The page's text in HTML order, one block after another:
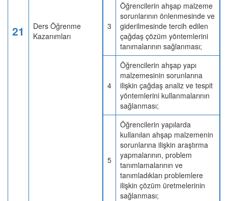
21
Ders Öğrenme
Kazanımları
3
Öğrencilerin ahşap malzeme
sorunlarının önlenmesinde ve
giderilmesinde tercih edilen
çağdaş çözüm yöntemlerini
tanımalarının sağlanması;
4
Öğrencilerin ahşap yapı
malzemesinin sorunlarına
ilişkin çağdaş analiz ve tespit
yöntemlerini kullanmalarının
sağlanması;
5
Öğrencilerin yapılarda
kullanılan ahşap malzemenin
sorunlarına ilişkin araştırma
yapmalarının, problem
tanımlamalarının ve
tanımladıkları problemlere
ilişkin çözüm üretmelerinin
sağlanması;